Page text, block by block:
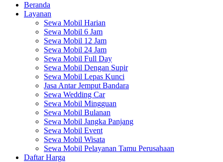
Beranda
Layanan
Sewa Mobil Harian
Sewa Mobil 6 Jam
Sewa Mobil 12 Jam
Sewa Mobil 24 Jam
Sewa Mobil Full Day
Sewa Mobil Dengan Supir
Sewa Mobil Lepas Kunci
Jasa Antar Jemput Bandara
Sewa Wedding Car
Sewa Mobil Mingguan
Sewa Mobil Bulanan
Sewa Mobil Jangka Panjang
Sewa Mobil Event
Sewa Mobil Wisata
Sewa Mobil Pelayanan Tamu Perusahaan
Daftar Harga